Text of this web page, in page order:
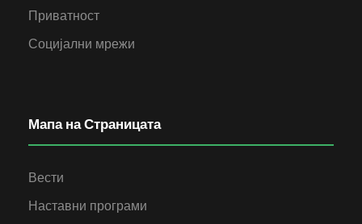
Приватност
Социјални мрежи
Мапа на Страницата
Вести
Наставни програми